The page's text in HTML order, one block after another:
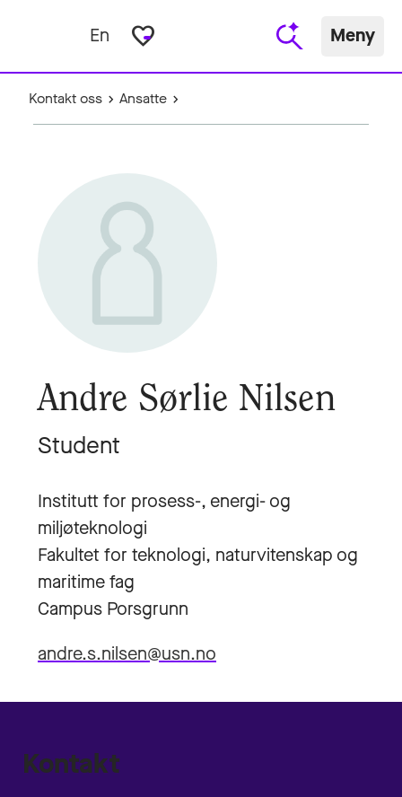
En favorite_border Meny
Kontakt oss Ansatte
Andre Sørlie Nilsen
Student
Institutt for prosess-, energi- og
miljøteknologi
Fakultet for teknologi, naturvitenskap og
maritime fag
Campus Porsgrunn
andre.s.nilsen@usn.no
Kontakt